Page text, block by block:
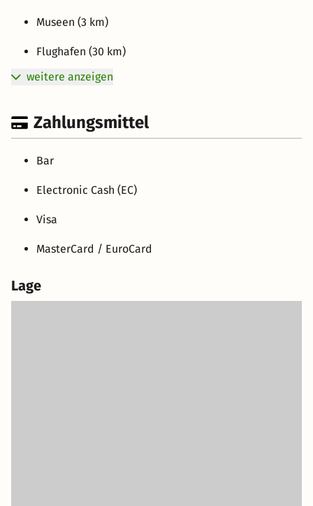
Museen (3 km)
Flughafen (30 km)
weitere anzeigen
Zahlungsmittel
Bar
Electronic Cash (EC)
Visa
MasterCard / EuroCard
Lage